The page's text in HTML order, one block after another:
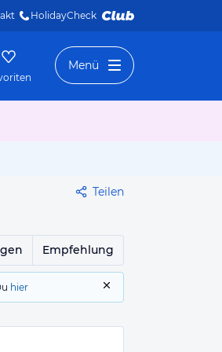
HolidayCheck
Menü
Teilen
Empfehlung
hier